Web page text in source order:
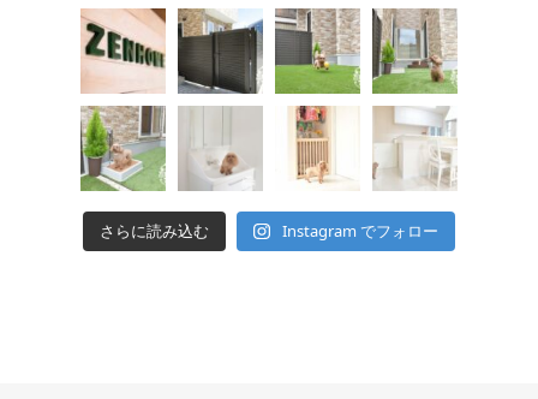
さらに読み込む Instagram でフォロー